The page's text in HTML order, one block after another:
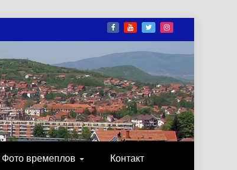
ЗАБАВА…
Фото времеплов Контакт